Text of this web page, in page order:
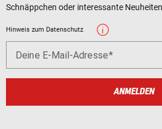
Schnäppchen oder interessante
Hinweis zum Datenschutz
Deine E-Mail-Adresse
ANMELDEN